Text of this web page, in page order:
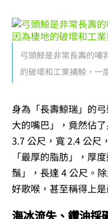
弓頭鯨是非常長壽的哺
的破壞和工業捕鯨，一
身為「長壽鯨瑞」的
大的嘴巴」，竟然佔
3.7 公尺，寬 2.4 公尺
「最厚的脂肪」，厚
鬚」，長達 4 公尺。
好歌喉，甚至稱得上
海冰流失、鑽油採